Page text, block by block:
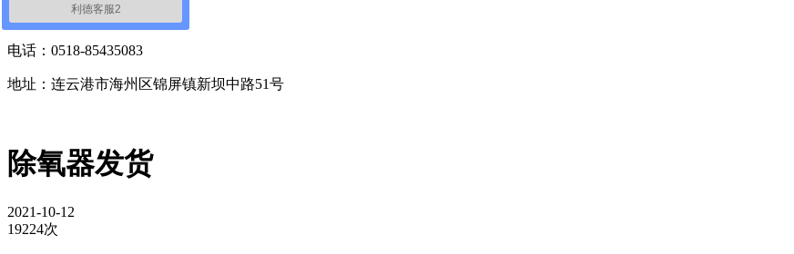
电话：13851284178
电话：0518-85435083
地址：连云港市海州区锦屏镇新坝中路51号
除氧器发货
2021-10-12
19224次
利德客服2